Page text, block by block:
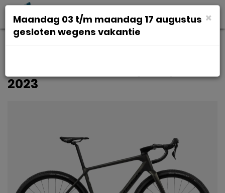
2023
×
Maandag 03 t/m maandag 17 augustus
gesloten wegens vakantie